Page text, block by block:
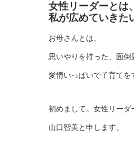
女性リーダーとは
私が広めていきた
お母さんとは、
思いやりを持った、面倒
愛情いっぱいで子育て
初めまして。女性リーダ
山口智美と申します。